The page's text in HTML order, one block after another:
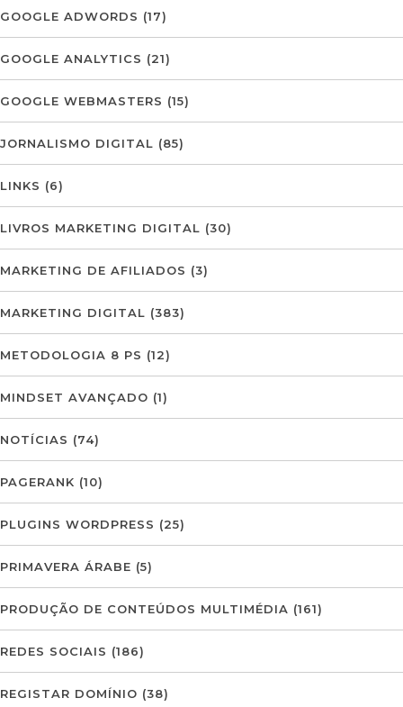
GOOGLE ADWORDS (17)
GOOGLE ANALYTICS (21)
GOOGLE WEBMASTERS (15)
JORNALISMO DIGITAL (85)
LINKS (6)
LIVROS MARKETING DIGITAL (30)
MARKETING DE AFILIADOS (3)
MARKETING DIGITAL (383)
METODOLOGIA 8 PS (12)
MINDSET AVANÇADO (1)
NOTÍCIAS (74)
PAGERANK (10)
PLUGINS WORDPRESS (25)
PRIMAVERA ÁRABE (5)
PRODUÇÃO DE CONTEÚDOS MULTIMÉDIA (161)
REDES SOCIAIS (186)
REGISTAR DOMÍNIO (38)